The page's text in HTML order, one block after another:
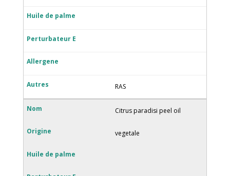
RAS
Citrus paradisi peel oil
vegetale